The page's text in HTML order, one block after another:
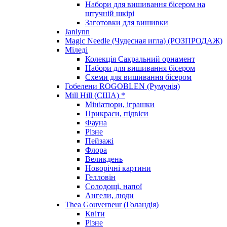
Набори для вишивання бісером на
штучній шкірі
Заготовки для вишивки
Janlynn
Magic Needle (Чудесная игла) (РОЗПРОДАЖ)
Міледі
Колекція Сакральний орнамент
Набори для вишивання бісером
Схеми для вишивання бісером
Гобелени ROGOBLEN (Румунія)
Mill Hill (США) *
Мініатюри, іграшки
Прикраси, підвіси
Фауна
Різне
Пейзажі
Флора
Великдень
Новорічні картини
Гелловін
Солодощі, напої
Ангели, люди
Thea Gouverneur (Голандія)
Квіти
Різне